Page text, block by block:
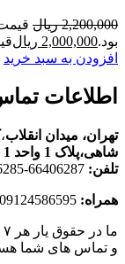
2,200,000 ریال
بود.2,000,000 ریال
افزودن به سبد خرید
اطلاعات
تهران، ميدان انقلاب،
شاهی،پلاک 1 واحد 1
تلفن: 66406287-66406285-021
همراه:
و تماس های شما